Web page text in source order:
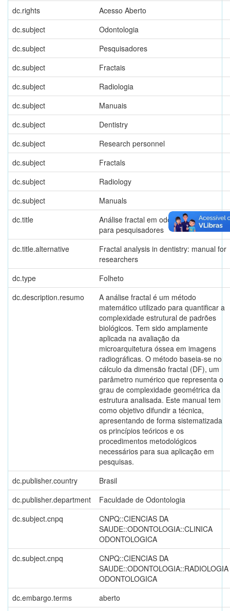
dc.rights
Acesso Aberto
dc.subject
Odontologia
dc.subject
Pesquisadores
dc.subject
Fractais
dc.subject
Radiologia
dc.subject
Manuais
dc.subject
Dentistry
dc.subject
Research personnel
dc.subject
Fractals
dc.subject
Radiology
dc.subject
Manuals
dc.title
Análise fractal em odontologia: manual
para pesquisadores
dc.title.alternative
Fractal analysis in dentistry: manual for
researchers
dc.type
Folheto
dc.description.resumo
A análise fractal é um método
matemático utilizado para quantificar a
complexidade estrutural de padrões
biológicos. Tem sido amplamente
aplicada na avaliação da
microarquitetura óssea em imagens
radiográficas. O método baseia-se no
cálculo da dimensão fractal (DF), um
parâmetro numérico que representa o
grau de complexidade geométrica da
estrutura analisada. Este manual tem
como objetivo difundir a técnica,
apresentando de forma sistematizada
os princípios teóricos e os
procedimentos metodológicos
necessários para sua aplicação em
pesquisas.
dc.publisher.country
Brasil
dc.publisher.department
Faculdade de Odontologia
dc.subject.cnpq
CNPQ::CIENCIAS DA
SAUDE::ODONTOLOGIA::CLINICA
ODONTOLOGICA
dc.subject.cnpq
CNPQ::CIENCIAS DA
SAUDE::ODONTOLOGIA::RADIOLOGIA
ODONTOLOGICA
dc.embargo.terms
aberto